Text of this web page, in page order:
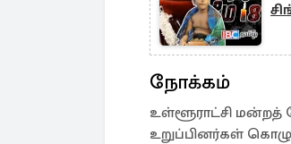
நோக்கம்
உள்ளூராட்சி மன்றத்
உறுப்பினர்கள்